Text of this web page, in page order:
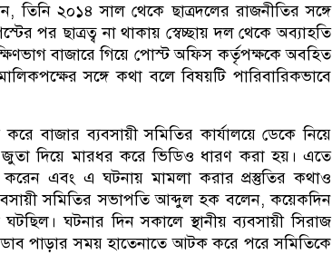
তিনি ২০১৪ সাল থেকে ছাত্রদলের রাজনীতির সঙ্গে
পর ছাত্রত্ব না থাকায় স্বেচ্ছায় দল থেকে অব্যাহতি
বাজারে গিয়ে পোস্ট অফিস কর্তৃপক্ষকে অবহিত
সঙ্গে কথা বলে বিষয়টি পারিবারিকভাবে
বাজার ব্যবসায়ী সমিতির কার্যালয়ে ডেকে নিয়ে
দিয়ে মারধর করে ভিডিও ধারণ করা হয়। এতে
করেন এবং এ ঘটনায় মামলা করার প্রস্তুতির কথাও
সমিতির সভাপতি আব্দুল হক বলেন, কয়েকদিন
ঘটনার দিন সকালে স্থানীয় ব্যবসায়ী সিরাজ
পাড়ার সময় হাতেনাতে আটক করে পরে সমিতিকে